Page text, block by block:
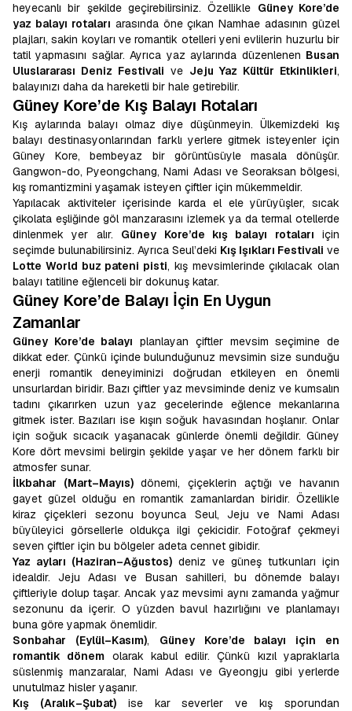
heyecanlı bir şekilde geçirebilirsiniz. Özellikle Güney Kore’de
yaz balayı rotaları arasında öne çıkan Namhae adasının güzel
plajları, sakin koyları ve romantik otelleri yeni evlilerin huzurlu bir
tatil yapmasını sağlar. Ayrıca yaz aylarında düzenlenen Busan
Uluslararası Deniz Festivali ve Jeju Yaz Kültür Etkinlikleri,
balayınızı daha da hareketli bir hale getirebilir.
Güney Kore’de Kış Balayı Rotaları
Kış aylarında balayı olmaz diye düşünmeyin. Ülkemizdeki kış
balayı destinasyonlarından farklı yerlere gitmek isteyenler için
Güney Kore, bembeyaz bir görüntüsüyle masala dönüşür.
Gangwon-do, Pyeongchang, Nami Adası ve Seoraksan bölgesi,
kış romantizmini yaşamak isteyen çiftler için mükemmeldir.
Yapılacak aktiviteler içerisinde karda el ele yürüyüşler, sıcak
çikolata eşliğinde göl manzarasını izlemek ya da termal otellerde
dinlenmek yer alır. Güney Kore’de kış balayı rotaları için
seçimde bulunabilirsiniz. Ayrıca Seul’deki Kış Işıkları Festivali ve
Lotte World buz pateni pisti, kış mevsimlerinde çıkılacak olan
balayı tatiline eğlenceli bir dokunuş katar.
Güney Kore’de Balayı İçin En Uygun
Zamanlar
Güney Kore’de balayı planlayan çiftler mevsim seçimine de
dikkat eder. Çünkü içinde bulunduğunuz mevsimin size sunduğu
enerji romantik deneyiminizi doğrudan etkileyen en önemli
unsurlardan biridir. Bazı çiftler yaz mevsiminde deniz ve kumsalın
tadını çıkarırken uzun yaz gecelerinde eğlence mekanlarına
gitmek ister. Bazıları ise kışın soğuk havasından hoşlanır. Onlar
için soğuk sıcacık yaşanacak günlerde önemli değildir. Güney
Kore dört mevsimi belirgin şekilde yaşar ve her dönem farklı bir
atmosfer sunar.
İlkbahar (Mart–Mayıs)dönemi, çiçeklerin açtığı ve havanın
gayet güzel olduğu en romantik zamanlardan biridir. Özellikle
kiraz çiçekleri sezonu boyunca Seul, Jeju ve Nami Adası
büyüleyici görsellerle oldukça ilgi çekicidir. Fotoğraf çekmeyi
seven çiftler için bu bölgeler adeta cennet gibidir.
Yaz ayları (Haziran–Ağustos) deniz ve güneş tutkunları için
idealdir. Jeju Adası ve Busan sahilleri, bu dönemde balayı
çiftleriyle dolup taşar. Ancak yaz mevsimi aynı zamanda yağmur
sezonunu da içerir. O yüzden bavul hazırlığını ve planlamayı
buna göre yapmak önemlidir.
Sonbahar (Eylül–Kasım), Güney Kore’de balayı için en
romantik dönem olarak kabul edilir. Çünkü kızıl yapraklarla
süslenmiş manzaralar, Nami Adası ve Gyeongju gibi yerlerde
unutulmaz hisler yaşanır.
Kış (Aralık–Şubat)ise kar severler ve kış sporundan